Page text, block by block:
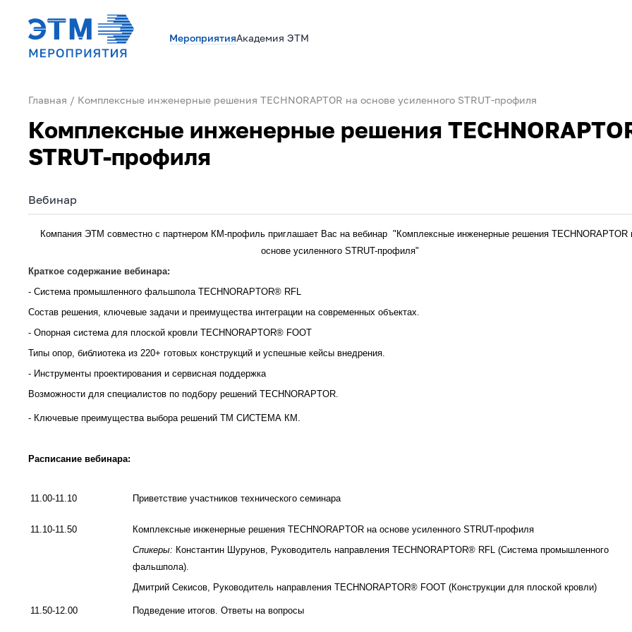
МероприятияАкадемия ЭТМ
Главная Комплексные инженерные решения TECHNORAPTOR на основе усиленного STRUT-профиля
Комплексные инженерные решения
STRUT-профиля
Вебинар
Компания ЭТМ совместно с партнером КМ-профиль приглашает Вас на вебинар " Комплексные инженерные решения TECHNORAPTOR
основе усиленного STRUT-профиля"
Краткое содержание вебинара:
- Система промышленного фальшпола TECHNORAPTOR® RFL
Состав решения, ключевые задачи и преимущества интеграции на современных объектах.
- Опорная система для плоской кровли TECHNORAPTOR® FOOT
Типы опор, библиотека из 220+ готовых конструкций и успешные кейсы внедрения.
- Инструменты проектирования и сервисная поддержка
Возможности для специалистов по подбору решений TECHNORAPTOR.
- Ключевые преимущества выбора решений ТМ СИСТЕМА КМ.
Расписание вебинара:
11.00-11.10 Приветствие участников технического семинара
11.10-11.50
Комплексные инженерные решения TECHNORAPTOR на основе усиленного STRUT-профиля
Спикеры: Константин Шурунов, Руководитель направления TECHNORAPTOR® RFL (Система промышленного
фальшпола).
Дмитрий Секисов, Руководитель направления TECHNORAPTOR® FOOT (Конструкции для плоской кровли)
11.50-12.00 Подведение итогов. Ответы на вопросы